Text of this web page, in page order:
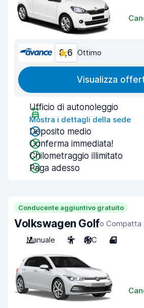
8,6 Ottimo
Visualizza
Ufficio di autonoleggio
Mostra i dettagli della sede
Deposito medio
Conferma immediata!
Chilometraggio illimitato
Paga adesso
Conducente aggiuntivo gratuito
Volkswagen Golfo Compatta
Manuale
5 A/C 4